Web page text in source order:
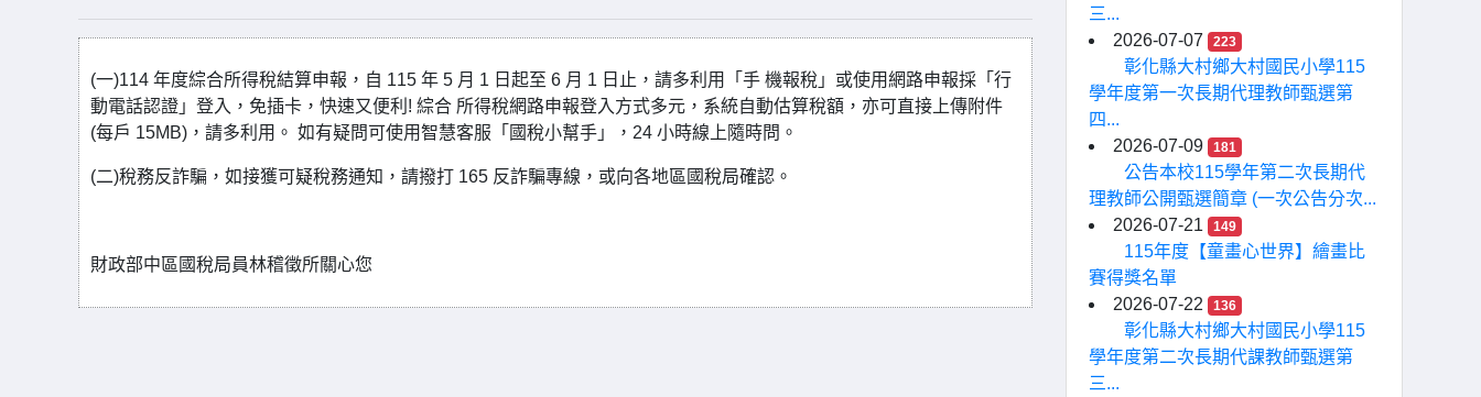
(一)114 年度綜合所得稅結算申報，自 115 年 5 月 1 日起至 6 月 1 日止，請多利用「手 機報稅」或使用網路申報採「行
動電話認證」登入，免插卡，快速又便利! 綜合 所得稅網路申報登入方式多元，系統自動估算稅額，亦可直接上傳附件
(每戶 15MB)，請多利用。 如有疑問可使用智慧客服「國稅小幫手」，24 小時線上隨時問。
(二)稅務反詐騙，如接獲可疑稅務通知，請撥打 165 反詐騙專線，或向各地區國稅局確認。
財政部中區國稅局員林稽徵所關心您
三...
2026-07-07
223
彰化縣大村鄉大村國民小學115
學年度第一次長期代理教師甄選第
四...
2026-07-09
181
公告本校115學年第二次長期代
理教師公開甄選簡章 (一次公告分次...
2026-07-21
149
115年度【童畫心世界】繪畫比
賽得獎名單
2026-07-22
136
彰化縣大村鄉大村國民小學115
學年度第二次長期代課教師甄選第
三...